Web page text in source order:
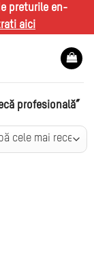
preturile en-
aici
profesională”